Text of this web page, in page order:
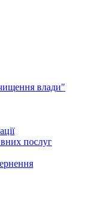
влади"
послуг